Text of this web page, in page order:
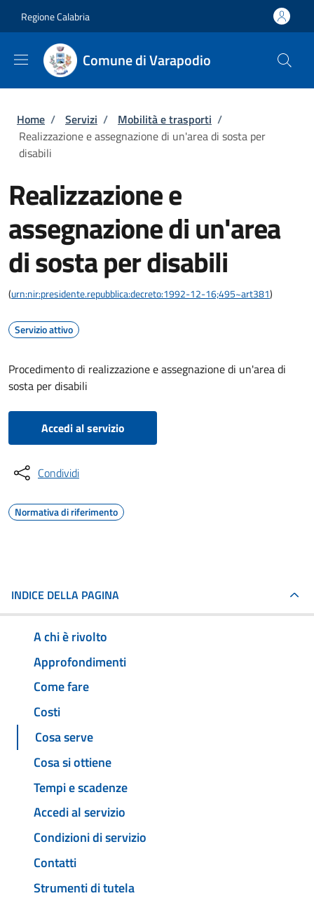
Regione Calabria
Comune di Varapodio
Briciole di pane
Home / Servizi / Mobilità e trasporti /
Realizzazione e assegnazione di un'area di sosta per
disabili
Realizzazione e
assegnazione di un'area
di sosta per disabili
(urn:nir:presidente.repubblica:decreto:1992-12-16;495~art381)
Servizio attivo
Procedimento di realizzazione e assegnazione di un'area di
sosta per disabili
Accedi al servizio
Condividi
Normativa di riferimento
INDICE DELLA PAGINA
A chi è rivolto
Approfondimenti
Come fare
Costi
Cosa serve
Cosa si ottiene
Tempi e scadenze
Accedi al servizio
Condizioni di servizio
Contatti
Strumenti di tutela